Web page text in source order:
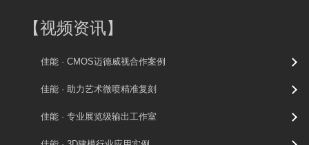
【视频资讯】
佳能 · CMOS迈德威视合作案例
佳能 · 助力艺术微喷精准复刻
佳能 · 专业展览级输出工作室